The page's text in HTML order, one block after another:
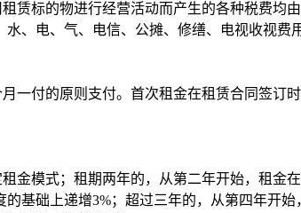
赁标的物进行经营活动而产生的各种税费均
、电、气、电信、公摊、修缮、电视收视费
一付的原则支付。首次租金在租赁合同签订
租金模式； 租期两年的，从第二年开始， 租金
的基础上递增3%； 超过三年的， 从第四年开始